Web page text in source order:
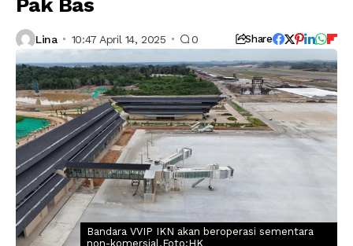
Pak Bas
Lina 10:47 April 14, 2025 0 Share
Bandara VVIP IKN akan beroperasi sementara
non-komersial.Foto:HK